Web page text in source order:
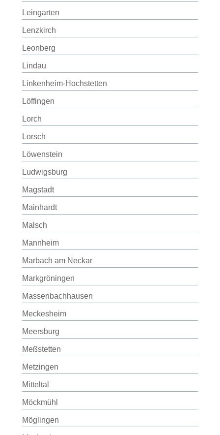
Leingarten
Lenzkirch
Leonberg
Lindau
Linkenheim-Hochstetten
Löffingen
Lorch
Lorsch
Löwenstein
Ludwigsburg
Magstadt
Mainhardt
Malsch
Mannheim
Marbach am Neckar
Markgröningen
Massenbachhausen
Meckesheim
Meersburg
Meßstetten
Metzingen
Mitteltal
Möckmühl
Möglingen